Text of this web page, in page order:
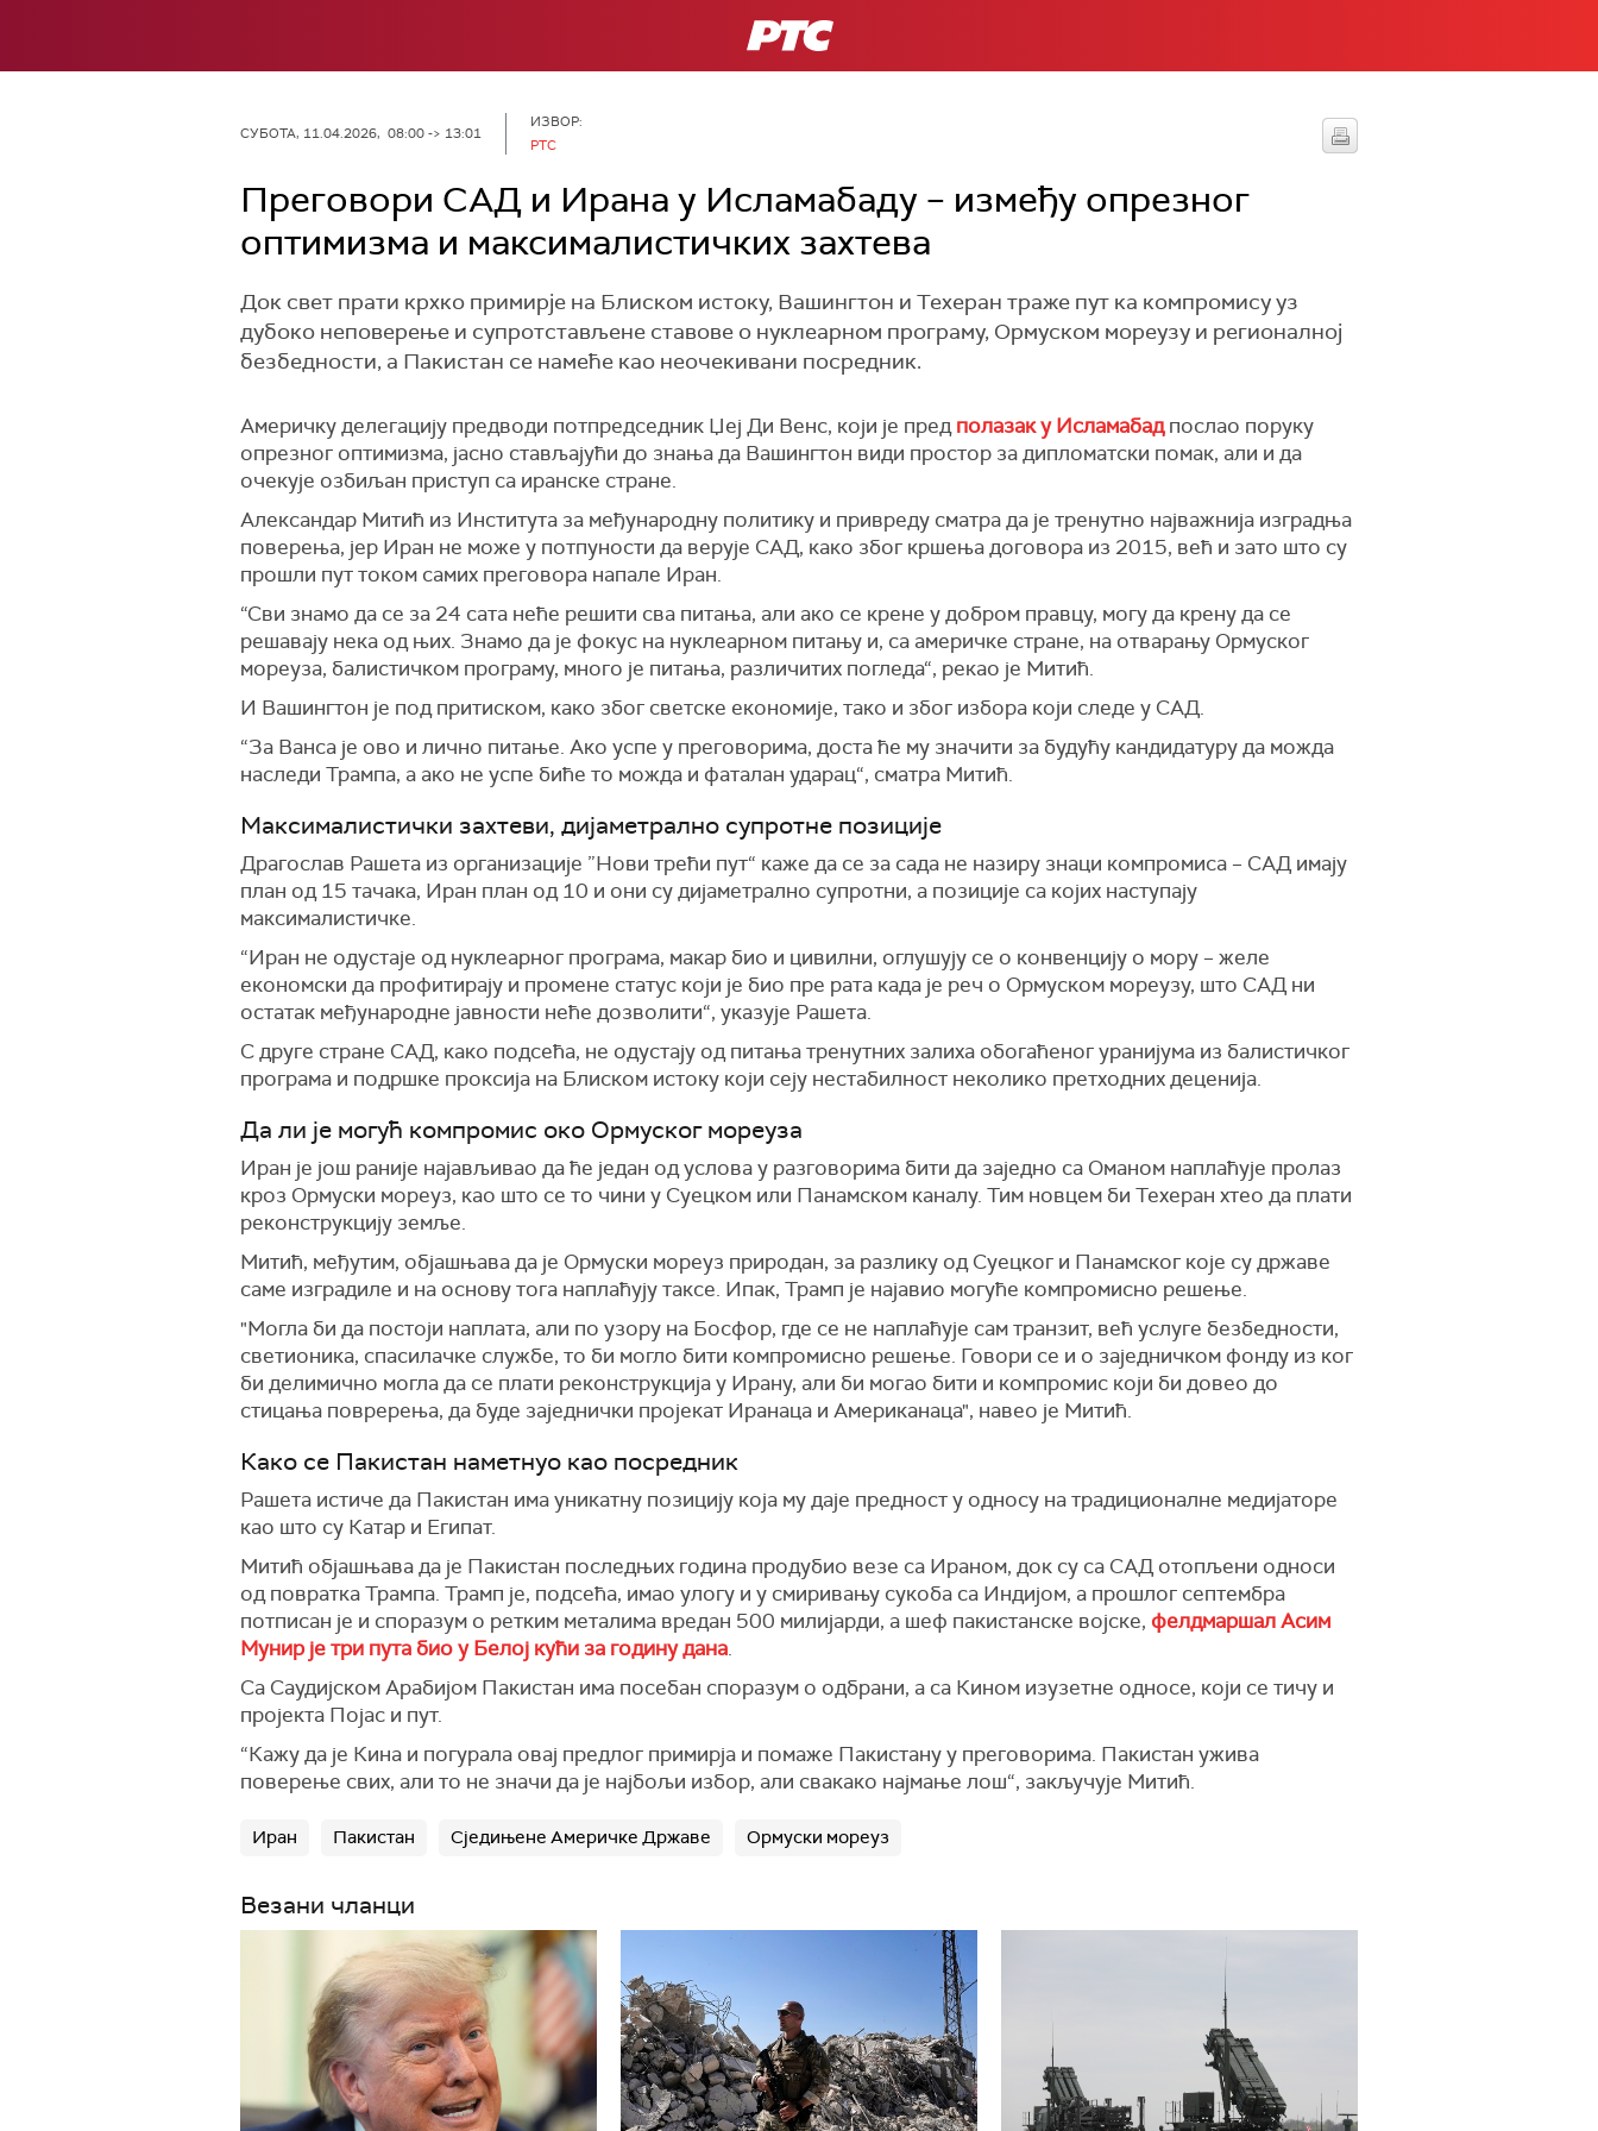
РТС
СУБОТА, 11.04.2026, 08:00 -> 13:01
ИЗВОР:
РТС
Преговори САД и Ирана у Исламабаду – између опрезног
оптимизма и максималистичких захтева
Док свет прати крхко примирје на Блиском истоку, Вашингтон и Техеран траже пут ка компромису уз
дубоко неповерење и супротстављене ставове о нуклеарном програму, Ормуском мореузу и регионалној
безбедности, а Пакистан се намеће као неочекивани посредник.
Америчку делегацију предводи потпредседник Џеј Ди Венс, који је предполазак у Исламабадпослао поруку
опрезног оптимизма, јасно стављајући до знања да Вашингтон види простор за дипломатски помак, али и да
очекује озбиљан приступ са иранске стране.
Александар Митић из Института за међународну политику и привреду сматра да је тренутно најважнија изградња
поверења, јер Иран не може у потпуности да верује САД, како због кршења договора из 2015, већ и зато што су
прошли пут током самих преговора напале Иран.
“Сви знамо да се за 24 сата неће решити сва питања, али ако се крене у добром правцу, могу да крену да се
решавају нека од њих. Знамо да је фокус на нуклеарном питању и, са америчке стране, на отварању Ормуског
мореуза, балистичком програму, много је питања, различитих погледа“, рекао је Митић.
И Вашингтон је под притиском, како због светске економије, тако и због избора који следе у САД.
“За Ванса је ово и лично питање. Ако успе у преговорима, доста ће му значити за будућу кандидатуру да можда
наследи Трампа, а ако не успе биће то можда и фаталан ударац“, сматра Митић.
Максималистички захтеви, дијаметрално супротне позиције
Драгослав Рашета из организације ”Нови трећи пут“ каже да се за сада не назиру знаци компромиса – САД имају
план од 15 тачака, Иран план од 10 и они су дијаметрално супротни, а позиције са којих наступају
максималистичке.
“Иран не одустаје од нуклеарног програма, макар био и цивилни, оглушују се о конвенцију о мору – желе
економски да профитирају и промене статус који је био пре рата када је реч о Ормуском мореузу, што САД ни
остатак међународне јавности неће дозволити“, указује Рашета.
С друге стране САД, како подсећа, не одустају од питања тренутних залиха обогаћеног уранијума из балистичког
програма и подршке проксија на Блиском истоку који сеју нестабилност неколико претходних деценија.
Да ли је могућ компромис око Ормуског мореуза
Иран је још раније најављивао да ће један од услова у разговорима бити да заједно са Оманом наплаћује пролаз
кроз Ормуски мореуз, као што се то чини у Суецком или Панамском каналу. Тим новцем би Техеран хтео да плати
реконструкцију земље.
Митић, међутим, објашњава да је Ормуски мореуз природан, за разлику од Суецког и Панамског које су државе
саме изградиле и на основу тога наплаћују таксе. Ипак, Трамп је најавио могуће компромисно решење.
"Могла би да постоји наплата, али по узору на Босфор, где се не наплаћује сам транзит, већ услуге безбедности,
светионика, спасилачке службе, то би могло бити компромисно решење. Говори се и о заједничком фонду из ког
би делимично могла да се плати реконструкција у Ирану, али би могао бити и компромис који би довео до
стицања повререња, да буде заједнички пројекат Иранаца и Американаца", навео је Митић.
Како се Пакистан наметнуо као посредник
Рашета истиче да Пакистан има уникатну позицију која му даје предност у односу на традиционалне медијаторе
као што су Катар и Египат.
Митић објашњава да је Пакистан последњих година продубио везе са Ираном, док су са САД отопљени односи
од повратка Трампа. Трамп је, подсећа, имао улогу и у смиривању сукоба са Индијом, а прошлог септембра
потписан је и споразум о ретким металима вредан 500 милијарди, а шеф пакистанске војске, фелдмаршал Асим
Мунир је три пута био у Белој кући за годину дана.
Са Саудијском Арабијом Пакистан има посебан споразум о одбрани, а са Кином изузетне односе, који се тичу и
пројекта Појас и пут.
“Кажу да је Кина и погурала овај предлог примирја и помаже Пакистану у преговорима. Пакистан ужива
поверење свих, али то не значи да је најбољи избор, али свакако најмање лош“, закључује Митић.
Иран Пакистан Сједињене Америчке Државе Ормуски мореуз
Везани чланци